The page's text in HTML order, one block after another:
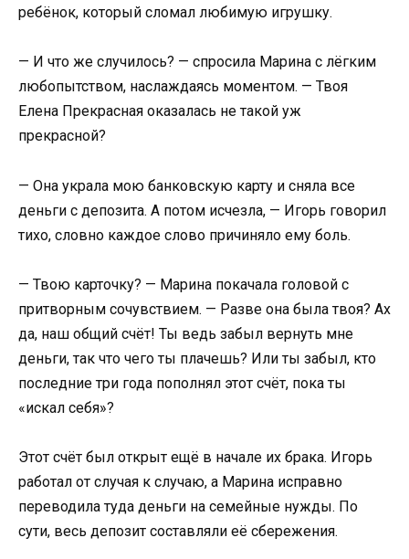
ребёнок, который сломал любимую игрушку.
— И что же случилось? — спросила Марина с лёгким
любопытством, наслаждаясь моментом. — Твоя
Елена Прекрасная оказалась не такой уж
прекрасной?
— Она украла мою банковскую карту и сняла все
деньги с депозита. А потом исчезла, — Игорь говорил
тихо, словно каждое слово причиняло ему боль.
— Твою карточку? — Марина покачала головой с
притворным сочувствием. — Разве она была твоя? Ах
да, наш общий счёт! Ты ведь забыл вернуть мне
деньги, так что чего ты плачешь? Или ты забыл, кто
последние три года пополнял этот счёт, пока ты
«искал себя»?
Этот счёт был открыт ещё в начале их брака. Игорь
работал от случая к случаю, а Марина исправно
переводила туда деньги на семейные нужды. По
сути, весь депозит составляли её сбережения.